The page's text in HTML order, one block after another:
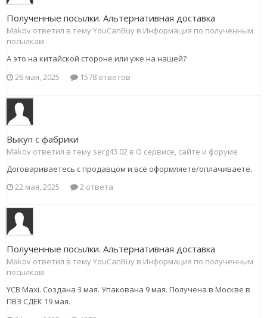
Полученные посылки. Альтернативная доставка
Makov ответил в тему YouCanBuy в Информация по полученным
посылкам
А это на китайской стороне или уже на нашей?
26 мая, 2025
1578 ответов
Выкуп с фабрики
Makov ответил в тему serg43.02 в О сервисе, сайте и форуме
Договариваетесь с продавцом и всё оформляете/оплачиваете.
22 мая, 2025
2 ответа
Полученные посылки. Альтернативная доставка
Makov ответил в тему YouCanBuy в Информация по полученным
посылкам
YCB Maxi. Создана 3 мая. Упакована 9 мая. Получена в Москве в
ПВЗ СДЕК 19 мая.